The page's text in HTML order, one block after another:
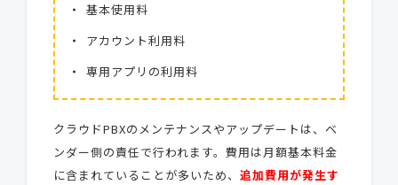
基本使用料
アカウント利用料
専用アプリの利用料
クラウドPBXのメンテナンスやアップデートは、ベ
ンダー側の責任で行われます。費用は月額基本料金
に含まれていることが多いため、 追加費用が発生す